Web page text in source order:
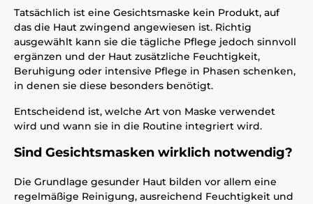
Tatsächlich ist eine Gesichtsmaske kein Produkt, auf
das die Haut zwingend angewiesen ist. Richtig
ausgewählt kann sie die tägliche Pflege jedoch sinnvoll
ergänzen und der Haut zusätzliche Feuchtigkeit,
Beruhigung oder intensive Pflege in Phasen schenken,
in denen sie diese besonders benötigt.
Entscheidend ist, welche Art von Maske verwendet
wird und wann sie in die Routine integriert wird.
Sind Gesichtsmasken wirklich notwendig?
Die Grundlage gesunder Haut bilden vor allem eine
regelmäßige Reinigung, ausreichend Feuchtigkeit und